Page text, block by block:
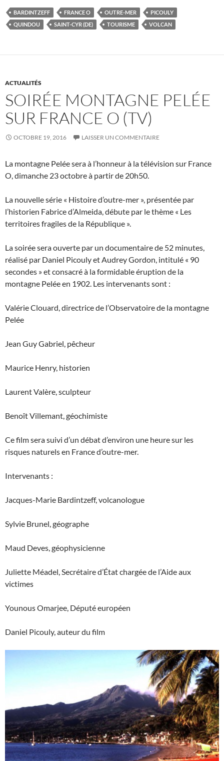
BARDINTZEFF FRANCE O OUTRE-MER
PICOULY
QUINDOU
SAINT-CYR (DE) TOURISME VOLCAN
ACTUALITÉS
SOIRÉE MONTAGNE PELÉE
SUR FRANCE O (TV)
OCTOBRE 19, 2016 LAISSER UN COMMENTAIRE
La montagne Pelée sera à l’honneur à la télévision sur France
O, dimanche 23 octobre à partir de 20h50.
La nouvelle série « Histoire d’outre-mer », présentée par
l’historien Fabrice d’Almeida, débute par le thème « Les
territoires fragiles de la République ».
La soirée sera ouverte par un documentaire de 52 minutes,
réalisé par Daniel Picouly et Audrey Gordon, intitulé « 90
secondes » et consacré à la formidable éruption de la
montagne Pelée en 1902. Les intervenants sont :
Valérie Clouard, directrice de l’Observatoire de la montagne
Pelée
Jean Guy Gabriel, pêcheur
Maurice Henry, historien
Laurent Valère, sculpteur
Benoît Villemant, géochimiste
Ce film sera suivi d’un débat d’environ une heure sur les
risques naturels en France d’outre-mer.
Intervenants :
Jacques-Marie Bardintzeff, volcanologue
Sylvie Brunel, géographe
Maud Deves, géophysicienne
Juliette Méadel, Secrétaire d’État chargée de l’Aide aux
victimes
Younous Omarjee, Député européen
Daniel Picouly, auteur du film